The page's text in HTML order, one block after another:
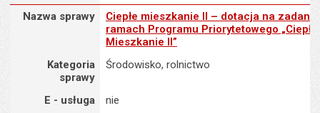
Nazwa sprawy : Ciepłe mieszkanie II – dotacja na zadania w
Nazwa sprawy
Ciepłe mieszkanie II – dotacja na
ramach Programu Priorytetowego „Ciepłe
Mieszkanie II”
Kategoria
sprawy
Środowisko, rolnictwo
E - usługa
nie